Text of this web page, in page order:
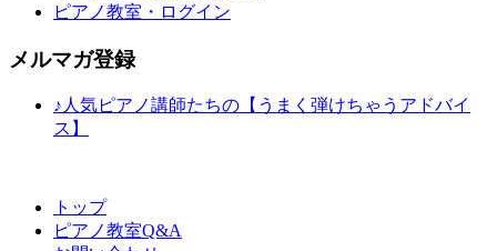
ピアノ教室・ログイン
メルマガ登録
♪人気ピアノ講師たちの【うまく弾けちゃうアドバイ
ス】
トップ
ピアノ教室Q&A